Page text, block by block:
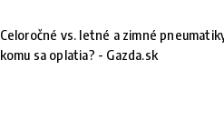
Celoročné vs. letné a zimné
komu sa oplatia? - Gazda.sk